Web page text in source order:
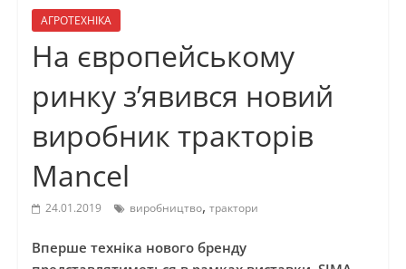
АГРОТЕХНІКА
На європейському
ринку з’явився новий
виробник тракторів
Mancel
24.01.2019 виробництво, трактори
Вперше техніка нового бренду